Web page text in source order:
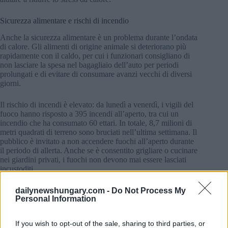
dailynewshungary.com - Do Not Process My
Personal Information
If you wish to opt-out of the sale, sharing to third parties, or
Sicurezza alimentare e rischi di incendio
Anche la sicurezza alimentare è un problema durante l’ondata
di calore. Gli alimenti di origine animale si deteriorano più
rapidamente con il caldo, per cui i funzionari consigliano di
non lasciare la spesa nel bagagliaio dell’auto per periodi
prolungati e di evitare di consumare avanzi vecchi di diversi
giorni.
Il rischio di incendi è elevato: da lunedì a venerdì, i vigili del
fuoco hanno risposto a 395 incendi all’aperto, tra cui un
incendio che ha consumato 60 ettari. In totale, 8,7 milioni di
metri quadrati di terreno sono bruciati nell’ultima settimana. Il
pubblico è invitato a non accendere fuochi all’aperto durante
il periodo di allerta. Anche se è consentito grigliare o cucinare
nei giardini privati, i fuochi non devono mai essere lasciati
incustoditi.